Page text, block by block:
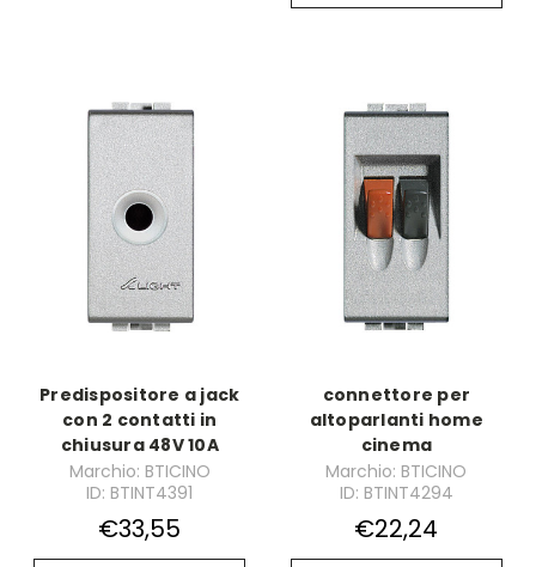
Predispositore a jack
con 2 contatti in
chiusura 48V 10A
Marchio: BTICINO
ID: BTINT4391
€33,55
connettore per
altoparlanti home
cinema
Marchio: BTICINO
ID: BTINT4294
€22,24